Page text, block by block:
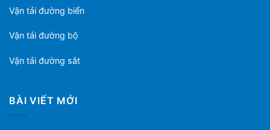
Vận tải đường biển
Vận tải đường bộ
Vận tải đường sắt
BÀI VIẾT MỚI